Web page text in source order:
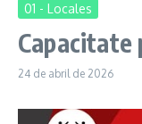
01 - Locales
Capacitate
24 de abril de 2026